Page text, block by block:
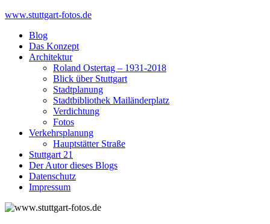
Skip
content
www.stuttgart-fotos.de
Blog
Das Konzept
Architektur
Roland Ostertag – 1931-2018
Blick über Stuttgart
Stadtplanung
Stadtbibliothek Mailänderplatz
Verdichtung
Fotos
Verkehrsplanung
Hauptstätter Straße
Stuttgart 21
Der Autor dieses Blogs
Datenschutz
Impressum